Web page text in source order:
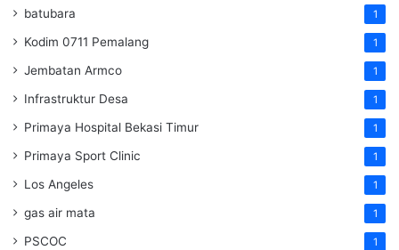
batubara 1
Kodim 0711 Pemalang 1
Jembatan Armco 1
Infrastruktur Desa 1
Primaya Hospital Bekasi Timur 1
Primaya Sport Clinic 1
Los Angeles 1
gas air mata 1
PSCOC 1